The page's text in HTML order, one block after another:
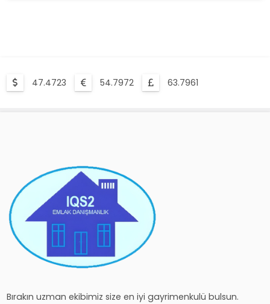
47.4723 54.7972 63.7961
Bırakın uzman ekibimiz size en iyi gayrimenkulü bulsun.